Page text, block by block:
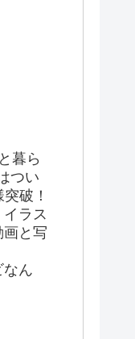
暮ら
つい
破！
ラス
画と写
なん